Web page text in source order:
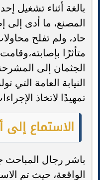
بالغة أثناء تشغيل
المصنع، ما أدى
حاد، ولم تفلح
متأثرًا
الجثمان إلى
النيابة العامة التي
تمهيدًا لاتخاذ
الاستماع
باشر رجال
الواقعة، حيث تم